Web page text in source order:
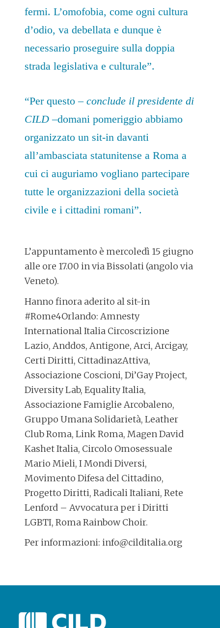
fermi. L’omofobia, come ogni cultura
d’odio, va debellata e dunque è
necessario proseguire sulla doppia
strada legislativa e culturale”.
“Per questo –conclude il presidente di
CILD –domani pomeriggio abbiamo
organizzato un sit-in davanti
all’ambasciata statunitense a Roma a
cui ci auguriamo vogliano partecipare
tutte le organizzazioni della società
civile e i cittadini romani”.
L’appuntamento è mercoledì 15 giugno
alle ore 17.00 in via Bissolati (angolo via
Veneto).
Hanno finora aderito al sit-in
#Rome4Orlando: Amnesty
International Italia Circoscrizione
Lazio, Anddos, Antigone, Arci, Arcigay,
Certi Diritti, CittadinazAttiva,
Associazione Coscioni, Di’Gay Project,
Diversity Lab, Equality Italia,
Associazione Famiglie Arcobaleno,
Gruppo Umana Solidarietà, Leather
Club Roma, Link Roma, Magen David
Kashet Italia, Circolo Omosessuale
Mario Mieli, I Mondi Diversi,
Movimento Difesa del Cittadino,
Progetto Diritti, Radicali Italiani, Rete
Lenford – Avvocatura per i Diritti
LGBTI, Roma Rainbow Choir.
Per informazioni: info@cilditalia.org
POST